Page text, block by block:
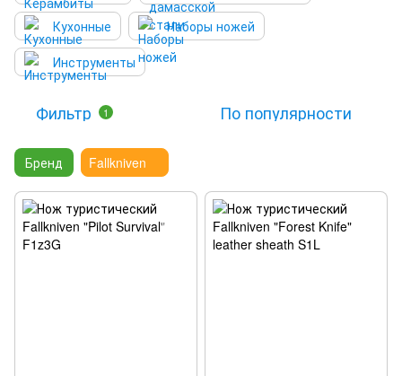
Кухонные
Наборы ножей
Инструменты
Фильтр 1 По популярности
Бренд Fallkniven